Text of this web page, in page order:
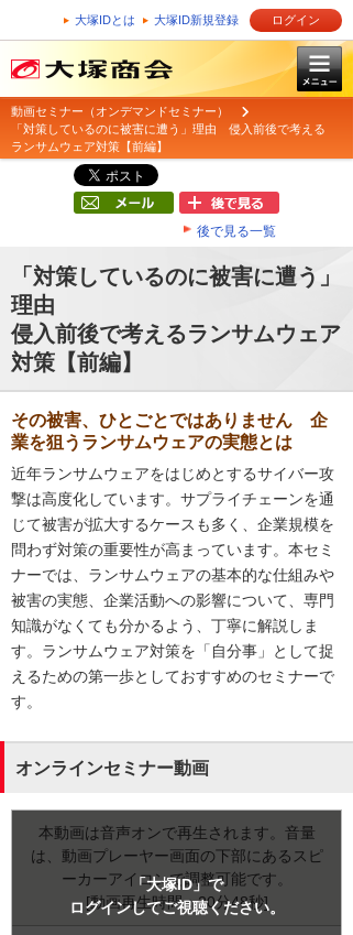
大塚IDとは 大塚ID新規登録 ログイン
動画セミナー（オンデマンドセミナー）
「対策しているのに被害に遭う」理由 侵入前後で考える
ランサムウェア対策【前編】
後で見る一覧
「対策しているのに被害に遭う」
理由
侵入前後で考えるランサムウェア
対策【前編】
その被害、ひとごとではありません 企
業を狙うランサムウェアの実態とは
近年ランサムウェアをはじめとするサイバー攻
撃は高度化しています。サプライチェーンを通
じて被害が拡大するケースも多く、企業規模を
問わず対策の重要性が高まっています。本セミ
ナーでは、ランサムウェアの基本的な仕組みや
被害の実態、企業活動への影響について、専門
知識がなくても分かるよう、丁寧に解説しま
す。ランサムウェア対策を「自分事」として捉
えるための第一歩としておすすめのセミナーで
す。
オンラインセミナー動画
本動画は音声オンで再生されます。音量
は、動画プレーヤー画面の下部にあるスピ
ーカーアイコンで調整可能です。
[動画再生時間：20分48秒]
「大塚ID」で
ログインしてご視聴ください。